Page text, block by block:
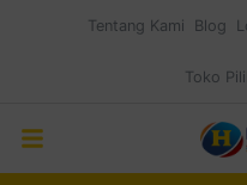
Tentang Kami Blog
Toko